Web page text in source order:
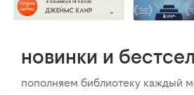
новинки и
пополняем библиотеку каждый